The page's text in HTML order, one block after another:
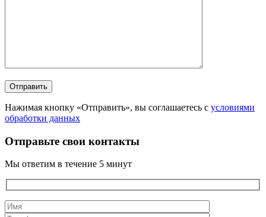
Нажимая кнопку «Отправить», вы соглашаетесь с условиями
обработки данных
Отправьте свои контакты
Мы ответим в течение 5 минут